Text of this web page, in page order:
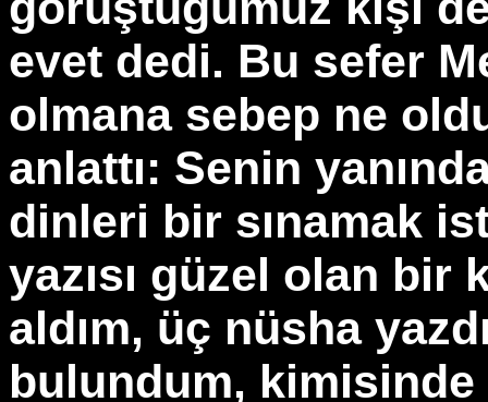
evet dedi. Bu sefer
olmana sebep ne
anlattı: Senin
dinleri bir sınamak
yazısı güzel olan bir
aldım, üç nüsha
bulundum, kimisinde